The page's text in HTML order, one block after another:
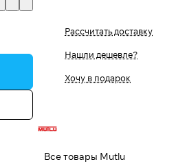
Рассчитать доставку
Нашли дешевле?
Хочу в подарок
Все товары Mutlu